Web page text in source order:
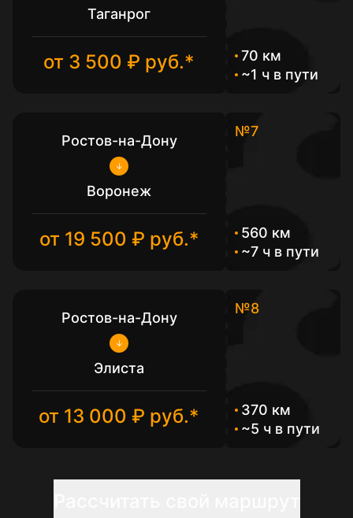
Таганрог
от 3 500 ₽ руб.*
70 км
~1 ч в пути
Ростов-на-Дону
Воронеж
от 19 500 ₽ руб.*
№7
560 км
~7 ч в пути
Ростов-на-Дону
Элиста
от 13 000 ₽ руб.*
№8
370 км
~5 ч в пути